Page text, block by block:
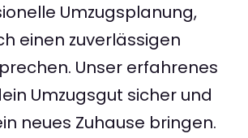
Umzugsplanung,
einen zuverlässigen
Unser erfahrenes
Umzugsgut sicher und
neues Zuhause bringen.